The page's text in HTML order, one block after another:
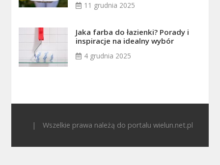
11 grudnia 2025
Jaka farba do łazienki? Porady i
inspiracje na idealny wybór
4 grudnia 2025
| Wszelkie prawa należą do portalu wielun.net.pl